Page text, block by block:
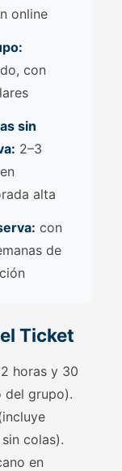
online
con
sin
2–3
alta
con
de
Ticket
horas y 30
del grupo).
colas).
en